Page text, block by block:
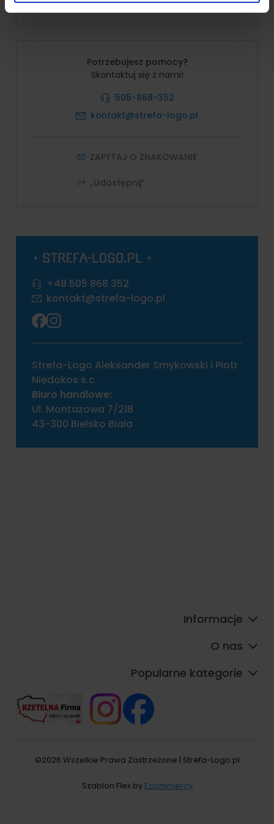
Potrzebujesz pomocy?
Skontaktuj się z nami!
505-868-352
kontakt@strefa-logo.pl
ZAPYTAJ O ZNAKOWANIE
„Udostępnij”
+48 505 868 352
kontakt@strefa-logo.pl
Strefa-Logo Aleksander Smykowski i Piotr
Niedokos s.c.
Biuro handlowe:
Ul. Montażowa 7/218
43-300 Bielsko Biała
Informacje
O nas
Popularne kategorie
©2026 Wszelkie Prawa Zastrzeżone | Strefa-Logo.pl
Szablon Flex by Ecommercy